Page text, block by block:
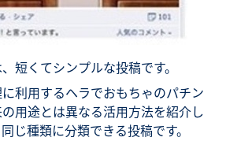
短くてシンプルな投稿です。
利用するヘラでおもちゃのパチン
用途とは異なる活用方法を紹介し
じ種類に分類できる投稿です。